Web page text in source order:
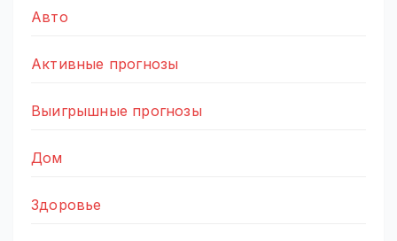
Авто
Активные прогнозы
Выигрышные прогнозы
Дом
Здоровье